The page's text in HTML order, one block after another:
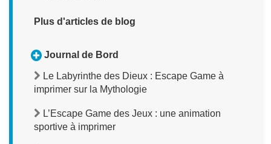
Plus d'articles de blog
Journal de Bord
Le Labyrinthe des Dieux : Escape Game à
imprimer sur la Mythologie
L’Escape Game des Jeux : une animation
sportive à imprimer